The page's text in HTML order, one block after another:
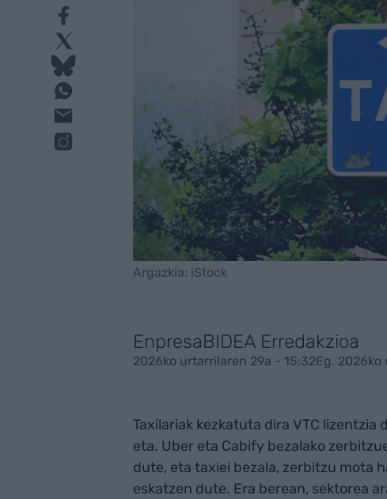
Argazkia: iStock
EnpresaBIDEA Erredakzioa
2026ko urtarrilaren 29a - 15:32Eg. 2026ko
Taxilariak kezkatuta dira VTC
eta. Uber eta Cabify bezalako
dute, eta taxiei bezala, zerbitzu mota
eskatzen dute. Era berean, sektorea